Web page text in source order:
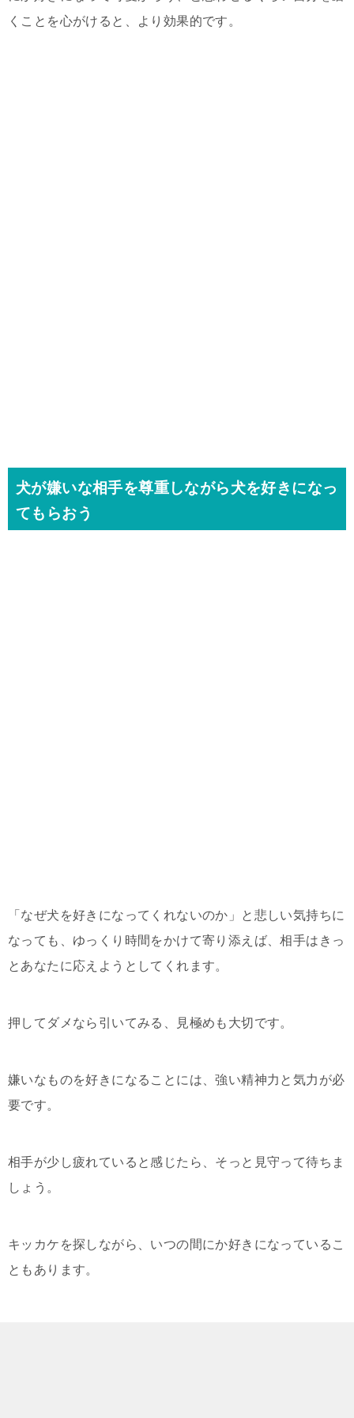
くことを心がけると、より効果的です。
犬が嫌いな相手を尊重しながら犬を好きになっ
てもらおう
「なぜ犬を好きになってくれないのか」と悲しい気持ちに
なっても、ゆっくり時間をかけて寄り添えば、相手はきっ
とあなたに応えようとしてくれます。
押してダメなら引いてみる、見極めも大切です。
嫌いなものを好きになることには、強い精神力と気力が必
要です。
相手が少し疲れていると感じたら、そっと見守って待ちま
しょう。
キッカケを探しながら、いつの間にか好きになっているこ
ともあります。